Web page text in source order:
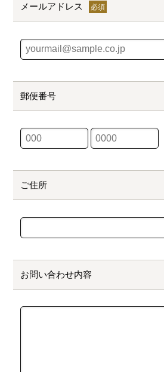
メールアドレス
郵便番号
ご住所
お問い合わせ内容